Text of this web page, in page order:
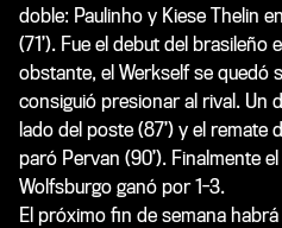
doble: Paulinho y Kiese Thelin
(71’). Fue el debut del brasileño
obstante, el Werkself se quedó
consiguió presionar al rival. Un
lado del poste (87’) y el remate
paró Pervan (90’). Finalmente
Wolfsburgo ganó por 1-3.
El próximo fin de semana